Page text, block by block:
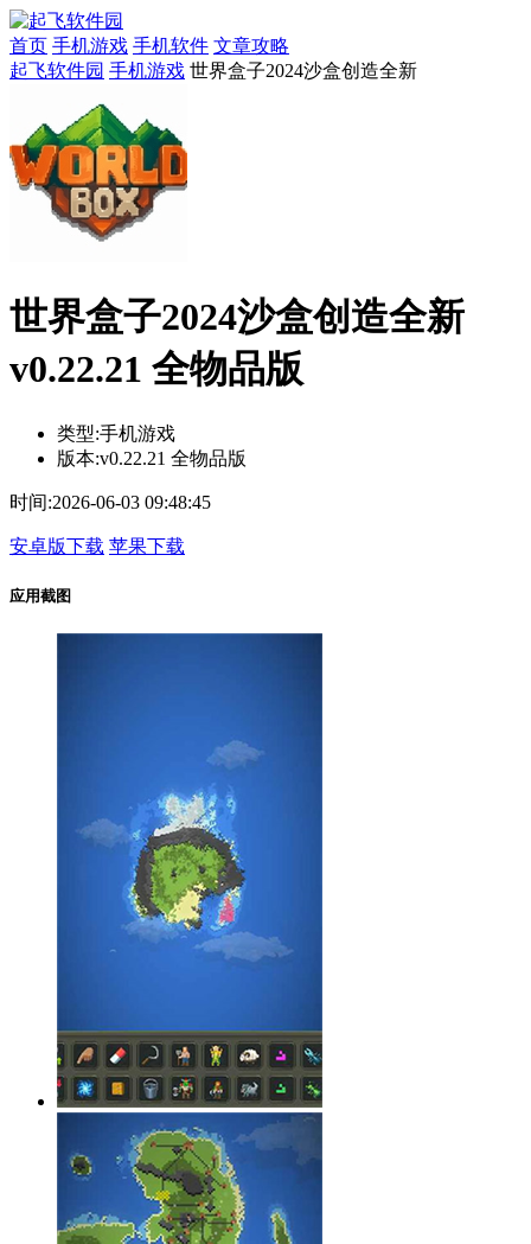
首页 手机游戏 手机软件 文章攻略
起飞软件园 手机游戏 世界盒子2024沙盒创造全新
世界盒子2024沙盒创造全新
v0.22.21 全物品版
类型:手机游戏
版本:v0.22.21 全物品版
时间:2026-06-03 09:48:45
安卓版下载 苹果下载
应用截图